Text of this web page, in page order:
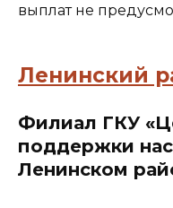
выплат не
Ленинский
Филиал ГКУ
поддержки
Ленинском